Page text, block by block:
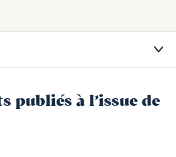
publiés à l’issue de